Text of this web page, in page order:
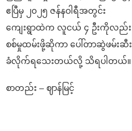
ဧပြီမှ ၂၀၂၅ ဇန်နဝါရီအတွင်း
ကျေးရွာထဲက လူငယ် ၄ ဦးကိုလည်း
စစ်မှုထမ်းဖို့ဆိုကာ ပေါ်တာဆွဲဖမ်းဆီး
ခံလိုက်ရသေးတယ်လို့ သိရပါတယ်။
စာတည်း – ဈာန်မြင့်